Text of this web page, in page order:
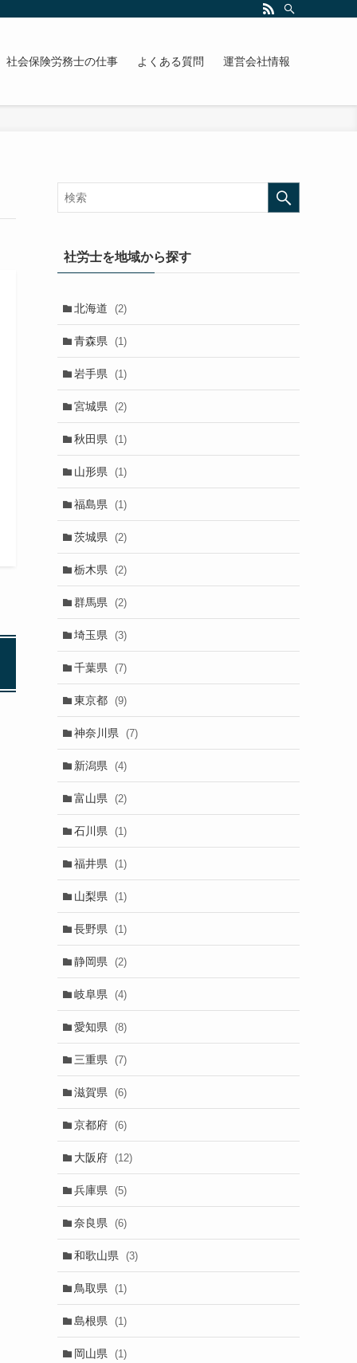
社会保険労務士の仕事 よくある質問 運営会社情報
社労士を地域から探す
北海道 (2)
青森県 (1)
岩手県 (1)
宮城県 (2)
秋田県 (1)
山形県 (1)
福島県 (1)
茨城県 (2)
栃木県 (2)
群馬県 (2)
埼玉県 (3)
千葉県 (7)
東京都 (9)
神奈川県 (7)
新潟県 (4)
富山県 (2)
石川県 (1)
福井県 (1)
山梨県 (1)
長野県 (1)
静岡県 (2)
岐阜県 (4)
愛知県 (8)
三重県 (7)
滋賀県 (6)
京都府 (6)
大阪府 (12)
兵庫県 (5)
奈良県 (6)
和歌山県 (3)
鳥取県 (1)
島根県 (1)
岡山県 (1)